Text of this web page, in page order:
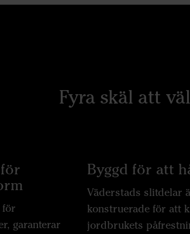
Fyra skäl att
för
garanterar
Byggd för att
Väderstads slitdelar
konstruerade för att
jordbrukets